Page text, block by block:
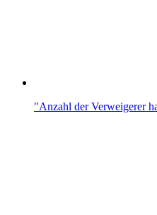
"Anzahl der Verweigerer